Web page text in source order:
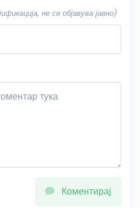
не се објавува јавно)
Коментирај